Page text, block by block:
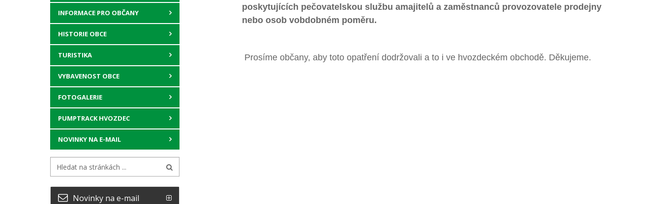
INFORMACE PRO OBČANY
HISTORIE OBCE
TURISTIKA
VYBAVENOST OBCE
FOTOGALERIE
PUMPTRACK HVOZDEC
NOVINKY NA E-MAIL
Novinky na e-mail
poskytujících pečovatelskou službu amajitelů a zaměstnanců provozovatele prodejny
nebo osob vobdobném poměru.
Prosíme občany, aby toto opatření dodržovali a to i ve hvozdeckém obchodě. Děkujeme.